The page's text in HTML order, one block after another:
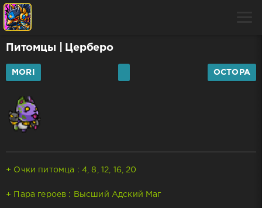
Питомцы | Церберо
MORI OCTOPA
+ Очки питомца : 4, 8, 12, 16, 20
+ Пара героев : Высший Адский Маг